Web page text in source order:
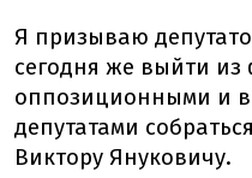
Я призываю
сегодня же выйти из
оппозиционными и
депутатами
Виктору Януковичу.